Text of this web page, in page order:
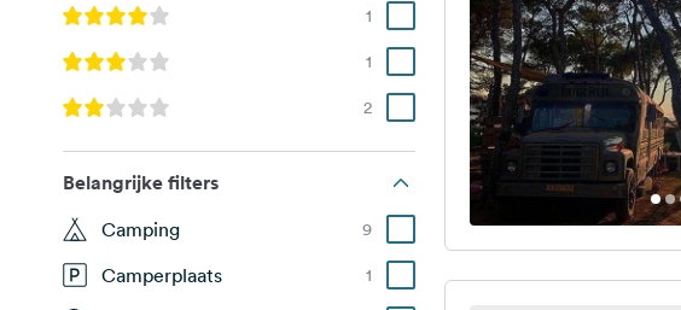
1
1
2
Belangrijke filters
Camping 9
Camperplaats 1